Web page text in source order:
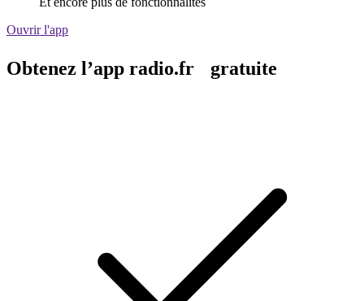
Ouvrir l'app
Obtenez l’app radio.fr gratuite